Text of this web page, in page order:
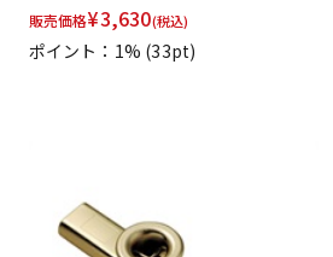
販売価格¥3,630(税込)
ポイント：1% (33pt)